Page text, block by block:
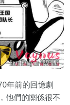
年前的回憶劇
他們的關係很不